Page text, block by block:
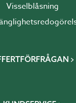
Visselblåsning